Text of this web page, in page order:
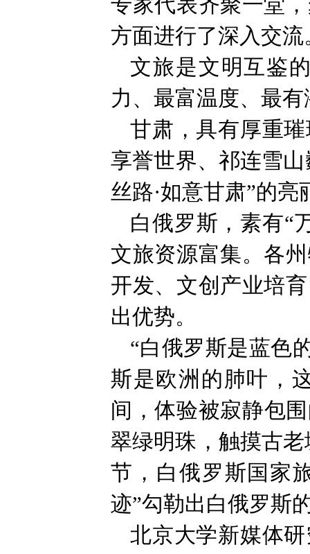
专家代表齐聚一堂
方面进行了深入交流
文旅是文明互鉴
力、最富温度、最
甘肃，具有厚重
享誉世界、祁连雪
丝路·如意甘肃”的亮
白俄罗斯，素有“
文旅资源富集。各
开发、文创产业培
出优势。
“白俄罗斯是蓝色
斯是欧洲的肺叶，
间，体验被寂静包
翠绿明珠，触摸古
节，白俄罗斯国家
迹”勾勒出白俄罗斯
北京大学新媒体